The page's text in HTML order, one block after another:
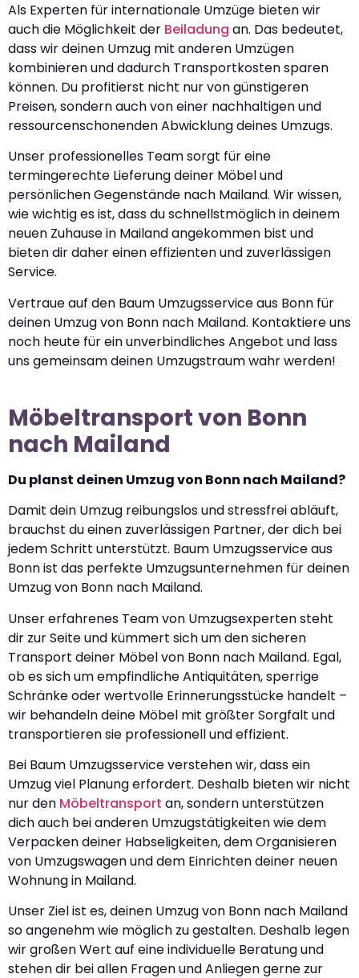
Als Experten für internationale Umzüge bieten wir
auch die Möglichkeit der Beiladung an. Das bedeutet,
dass wir deinen Umzug mit anderen Umzügen
kombinieren und dadurch Transportkosten sparen
können. Du profitierst nicht nur von günstigeren
Preisen, sondern auch von einer nachhaltigen und
ressourcenschonenden Abwicklung deines Umzugs.
Unser professionelles Team sorgt für eine
termingerechte Lieferung deiner Möbel und
persönlichen Gegenstände nach Mailand. Wir wissen,
wie wichtig es ist, dass du schnellstmöglich in deinem
neuen Zuhause in Mailand angekommen bist und
bieten dir daher einen effizienten und zuverlässigen
Service.
Vertraue auf den Baum Umzugsservice aus Bonn für
deinen Umzug von Bonn nach Mailand. Kontaktiere uns
noch heute für ein unverbindliches Angebot und lass
uns gemeinsam deinen Umzugstraum wahr werden!
Möbeltransport von Bonn
nach Mailand
Du planst deinen Umzug von Bonn nach Mailand?
Damit dein Umzug reibungslos und stressfrei abläuft,
brauchst du einen zuverlässigen Partner, der dich bei
jedem Schritt unterstützt. Baum Umzugsservice aus
Bonn ist das perfekte Umzugsunternehmen für deinen
Umzug von Bonn nach Mailand.
Unser erfahrenes Team von Umzugsexperten steht
dir zur Seite und kümmert sich um den sicheren
Transport deiner Möbel von Bonn nach Mailand. Egal,
ob es sich um empfindliche Antiquitäten, sperrige
Schränke oder wertvolle Erinnerungsstücke handelt –
wir behandeln deine Möbel mit größter Sorgfalt und
transportieren sie professionell und effizient.
Bei Baum Umzugsservice verstehen wir, dass ein
Umzug viel Planung erfordert. Deshalb bieten wir nicht
nur den Möbeltransport an, sondern unterstützen
dich auch bei anderen Umzugstätigkeiten wie dem
Verpacken deiner Habseligkeiten, dem Organisieren
von Umzugswagen und dem Einrichten deiner neuen
Wohnung in Mailand.
Unser Ziel ist es, deinen Umzug von Bonn nach Mailand
so angenehm wie möglich zu gestalten. Deshalb legen
wir großen Wert auf eine individuelle Beratung und
stehen dir bei allen Fragen und Anliegen gerne zur